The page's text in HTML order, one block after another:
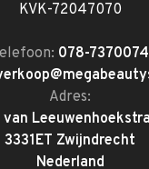
KVK-72047070
078-7370074
Adres:
3331ET Zwijndrecht
Nederland